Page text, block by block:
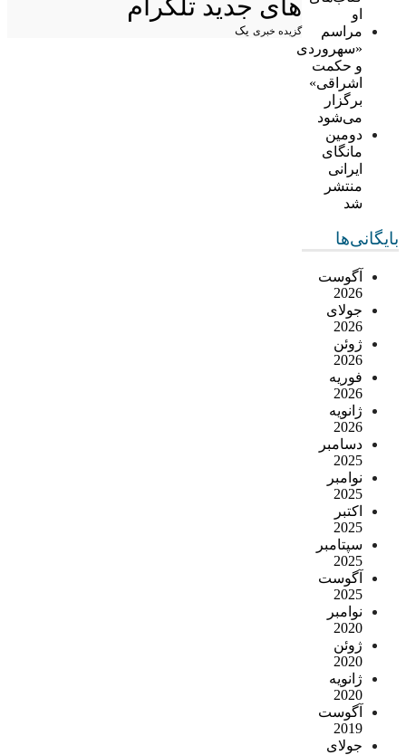
او
مراسم
«سهروردی
و حکمت
اشراقی»
برگزار
می‌شود
دومین
مانگای
ایرانی
منتشر
شد
بایگانی‌ها
آگوست
2026
جولای
2026
ژوئن
2026
فوریه
2026
ژانویه
2026
دسامبر
2025
نوامبر
2025
اکتبر
2025
سپتامبر
2025
آگوست
2025
نوامبر
2020
ژوئن
2020
ژانویه
2020
آگوست
2019
جولای
های جدید تلگرام
گزیده خبری یک